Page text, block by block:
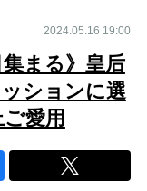
2024.05.16 19:00
まる》皇后
ションに選
愛用